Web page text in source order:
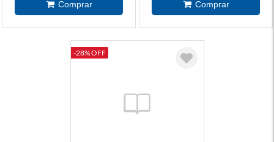
-28% OFF